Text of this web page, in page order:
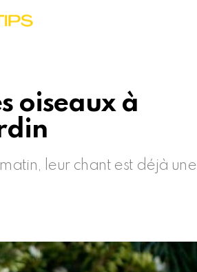
oiseaux à
leur chant est déjà une